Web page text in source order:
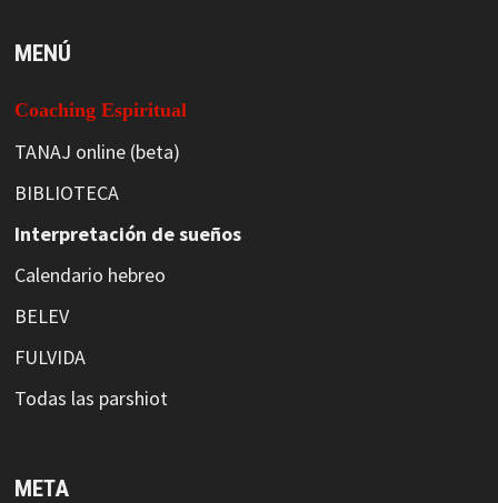
MENÚ
Coaching Espiritual
TANAJ online (beta)
BIBLIOTECA
Interpretación de sueños
Calendario hebreo
BELEV
FULVIDA
Todas las parshiot
META